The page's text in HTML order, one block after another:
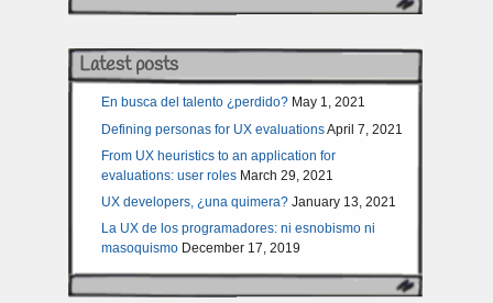
Latest posts
En busca del talento ¿perdido? May 1, 2021
Defining personas for UX evaluationsApril 7, 2021
From UX heuristics to an application for
evaluations: user roles March 29, 2021
UX developers, ¿una quimera? January 13, 2021
La UX de los programadores: ni esnobismo ni
masoquismo December 17, 2019